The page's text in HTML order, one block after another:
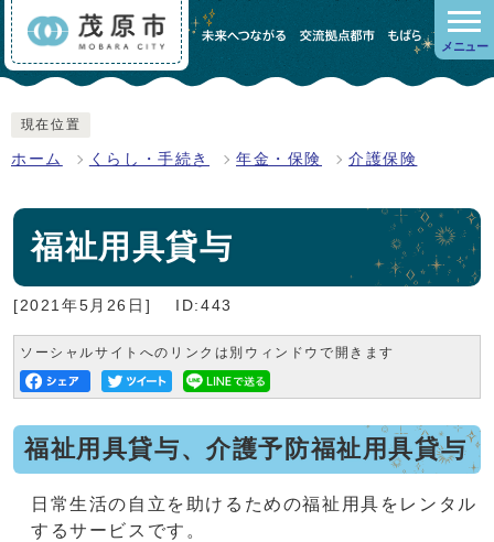
メニュー
現在位置
ホーム くらし・手続き 年金・保険 介護保険
福祉用具貸与
[2021年5月26日] ID:443
ソーシャルサイトへのリンクは別ウィンドウで開きます
福祉用具貸与、介護予防福祉用具貸与
日常生活の自立を助けるための福祉用具をレンタル
するサービスです。